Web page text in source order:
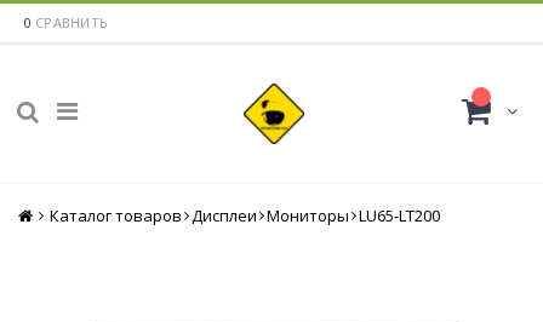
0 СРАВНИТЬ
Главная
Каталог товаров Дисплеи Мониторы LU65-LT200